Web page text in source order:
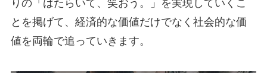
りの「はたらいて、笑おう。」を実現していくこ
とを掲げて、経済的な価値だけでなく社会的な価
値を両輪で追っていきます。